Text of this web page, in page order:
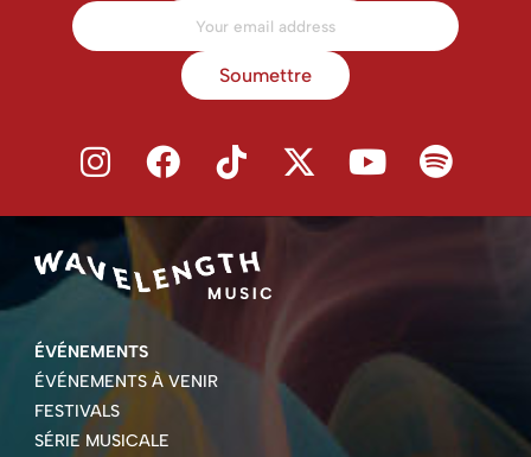
Soumettre
ÉVÉNEMENTS
ÉVÉNEMENTS À VENIR
FESTIVALS
SÉRIE MUSICALE